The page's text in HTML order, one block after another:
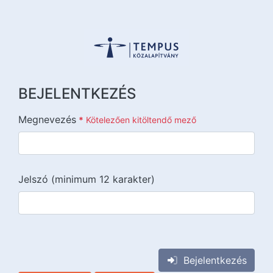
BEJELENTKEZÉS
Megnevezés * Kötelezően kitöltendő mező
Jelszó (minimum 12 karakter)
Bejelentkezés